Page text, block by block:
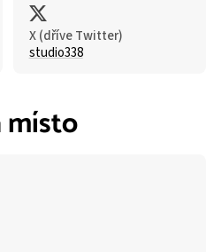
X (dříve Twitter)
studio338
místo